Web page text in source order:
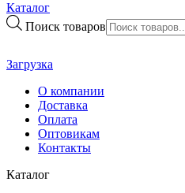
Каталог
Поиск товаров
Загрузка
О компании
Доставка
Оплата
Оптовикам
Контакты
Каталог